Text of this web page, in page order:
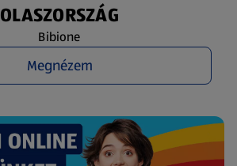
OLASZORSZÁG
Bibione
Megnézem